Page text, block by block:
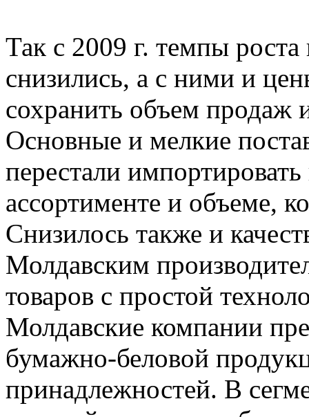
Так с 2009 г. темпы роста
снизились, а с ними и
сохранить объем
Основные и мелкие
перестали
ассортименте и объеме,
Снизилось также и
Молдавским
товаров с простой
Молдавские компании
бумажно-беловой
принадлежностей. В